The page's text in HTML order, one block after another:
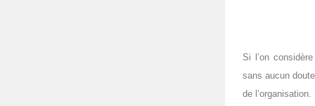
Si l’on
sans aucun
de l’organisation.